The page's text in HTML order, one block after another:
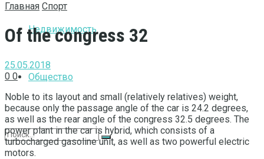
Недвижимость
Общество
Главная Спорт
Of the congress 32
25.05.2018
0 0
Noble to its layout and small (relatively relatives) weight,
because only the passage angle of the car is 24.2 degrees,
as well as the rear angle of the congress 32.5 degrees. The
power plant in the car is hybrid, which consists of a
turbocharged gasoline unit, as well as two powerful electric
motors.